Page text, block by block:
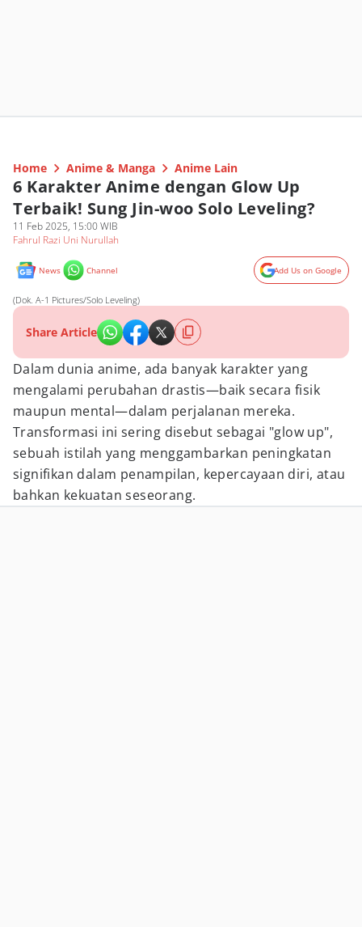
Home Anime & Manga Anime Lain
6 Karakter Anime dengan Glow Up
Terbaik! Sung Jin-woo Solo Leveling?
11 Feb 2025, 15:00 WIB
Fahrul Razi Uni Nurullah
News Channel Add Us on Google
(Dok. A-1 Pictures/Solo Leveling)
Share Article
Dalam dunia anime, ada banyak karakter yang
mengalami perubahan drastis—baik secara fisik
maupun mental—dalam perjalanan mereka.
Transformasi ini sering disebut sebagai "glow up",
sebuah istilah yang menggambarkan peningkatan
signifikan dalam penampilan, kepercayaan diri, atau
bahkan kekuatan seseorang.